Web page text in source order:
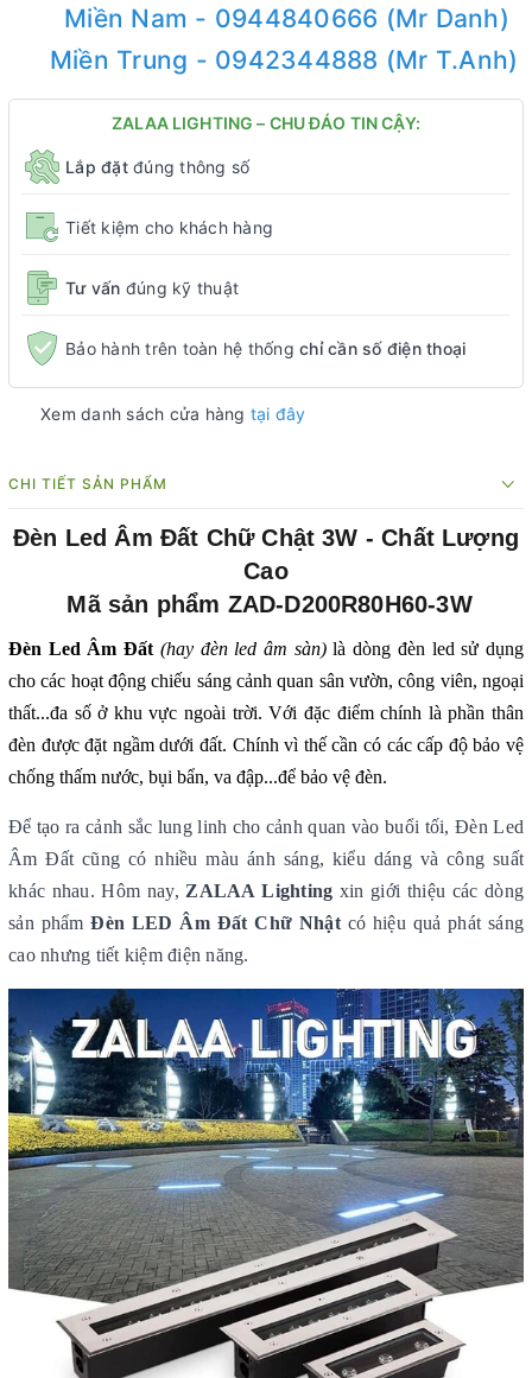
Miền Nam - 0944840666 (Mr Danh)
Miền Trung - 0942344888 (Mr T.Anh)
ZALAA LIGHTING – CHU ĐÁO TIN CẬY:
Lắp đặtđúng thông số
Tiết kiệm cho khách hàng
Tư vấn đúng kỹ thuật
Bảo hành trên toàn hệ thống chỉ cần số điện thoại
Xem danh sách cửa hàng tại đây
CHI TIẾT SẢN PHẨM
Đèn Led Âm Đất Chữ Chật 3W - Chất Lượng
Cao
Mã sản phẩm ZAD-D200R80H60-3W
Đèn Led Âm Đất (hay đèn led âm sàn)là dòng đèn led sử dụng
cho các hoạt động chiếu sáng cảnh quan sân vườn, công viên, ngoại
thất...đa số ở khu vực ngoài trời. Với đặc điểm chính là phần thân
đèn được đặt ngầm dưới đất. Chính vì thế cần có các cấp độ bảo vệ
chống thấm nước, bụi bẩn, va đập...để bảo vệ đèn.
Để tạo ra cảnh sắc lung linh cho cảnh quan vào buổi tối, Đèn Led
Âm Đất cũng có nhiều màu ánh sáng, kiểu dáng và công suất
khác nhau. Hôm nay, ZALAA Lighting xin giới thiệu các dòng
sản phẩm Đèn LED Âm Đất Chữ Nhậtcó hiệu quả phát sáng
cao nhưng tiết kiệm điện năng.